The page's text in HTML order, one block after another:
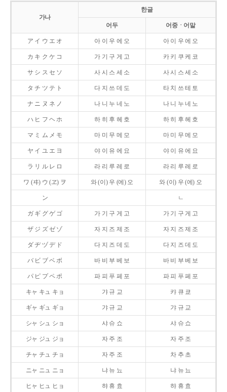
가나
한글
어두 어중ㆍ어말
ア イ ウ エ オ 아 이 우 에 오 아 이 우 에 오
カ キ ク ケ コ 가 기 구 게 고 카 키 쿠 케 코
サ シ ス セ ソ 사 시 스 세 소 사 시 스 세 소
タ チ ツ テ ト 다 지 쓰 데 도 타 치 쓰 테 토
ナ ニ ヌ ネ ノ 나 니 누 네 노 나 니 누 네 노
ハ ヒ フ ヘ ホ 하 히 후 헤 호 하 히 후 헤 호
マ ミ ム メ モ 마 미 무 메 모 마 미 무 메 모
ヤ イ ユ エ ヨ 야 이 유 에 요 야 이 유 에 요
ラ リ ル レ ロ 라 리 루 레 로 라 리 루 레 로
ワ (ヰ) ウ (ヱ) ヲ 와 (이) 우 (에) 오 와 (이) 우 (에) 오
ン ㄴ
ガ ギ グ ゲ ゴ 가 기 구 게 고 가 기 구 게 고
ザ ジ ズ ゼ ゾ 자 지 즈 제 조 자 지 즈 제 조
ダ ヂ ヅ デ ド 다 지 즈 데 도 다 지 즈 데 도
バ ビ ブ ベ ボ 바 비 부 베 보 바 비 부 베 보
パ ピ プ ペ ポ 파 피 푸 페 포 파 피 푸 페 포
キャ キュ キョ 갸 규 교 캬 큐 쿄
ギャ ギュ ギョ 갸 규 교 갸 규 교
シャ シュ ショ 샤 슈 쇼 샤 슈 쇼
ジャ ジュ ジョ 자 주 조 자 주 조
チャ チュ チョ 자 주 조 차 추 초
ニャ ニュ ニョ 냐 뉴 뇨 냐 뉴 뇨
ヒャ ヒュ ヒョ 햐 휴 효 햐 휴 효